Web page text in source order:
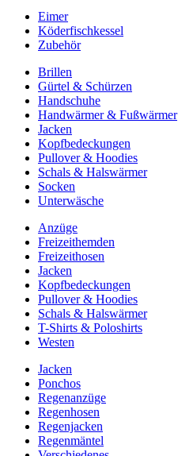
Eimer
Köderfischkessel
Zubehör
Brillen
Gürtel & Schürzen
Handschuhe
Handwärmer & Fußwärmer
Jacken
Kopfbedeckungen
Pullover & Hoodies
Schals & Halswärmer
Socken
Unterwäsche
Anzüge
Freizeithemden
Freizeithosen
Jacken
Kopfbedeckungen
Pullover & Hoodies
Schals & Halswärmer
T-Shirts & Poloshirts
Westen
Jacken
Ponchos
Regenanzüge
Regenhosen
Regenjacken
Regenmäntel